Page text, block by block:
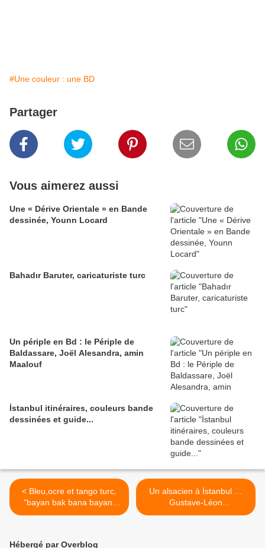
#Une couleur : une BD
Partager
Vous aimerez aussi
Une « Dérive Orientale » en Bande
dessinée, Younn Locard
Bahadır Baruter, caricaturiste turc
Un périple en Bd : le Périple de
Baldassare, Joël Alesandra, amin
Maalouf
İstanbul itinéraires, couleurs bande
dessinées et guide...
< Bleu,ocre et tango turc,
"bayan bak bana bayan"
d'Eric Ledune
Un alsacien à İstanbul …
Gustave-Léon
Schlumberger >
Hébergé par Overblog